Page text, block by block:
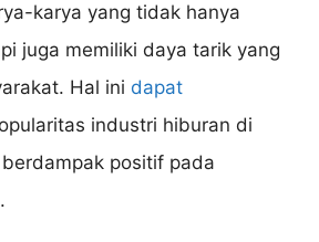
karya yang tidak hanya
juga memiliki daya tarik yang
Hal ini dapat
industri hiburan di
positif pada